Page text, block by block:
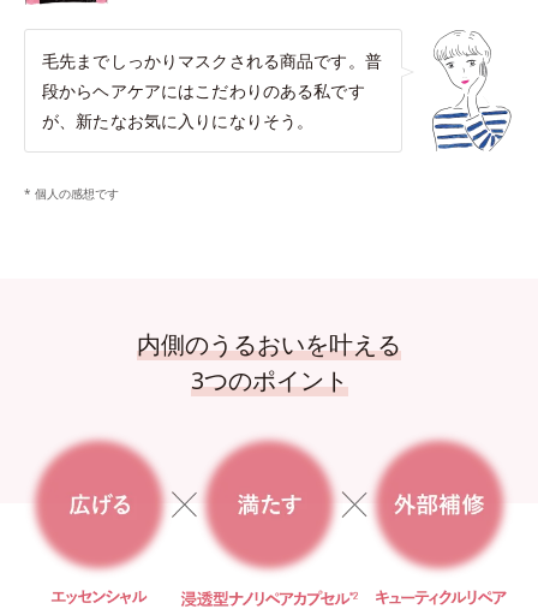
毛先までしっかりマスクされる商品です。普
段からヘアケアにはこだわりのある私です
が、新たなお気に入りになりそう。
* 個人の感想です
内側のうるおいを叶える
3つのポイント